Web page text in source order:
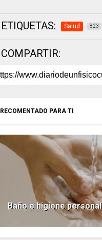
ETIQUETAS: Salud 823
COMPARTIR:
RECOMENTADO PARA TI
Baño e higiene personal